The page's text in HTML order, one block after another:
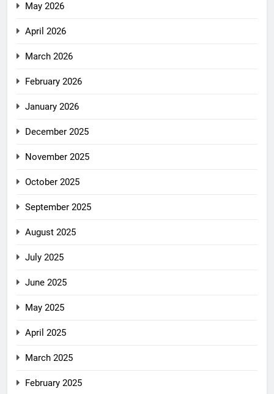
May 2026
April 2026
March 2026
February 2026
January 2026
December 2025
November 2025
October 2025
September 2025
August 2025
July 2025
June 2025
May 2025
April 2025
March 2025
February 2025